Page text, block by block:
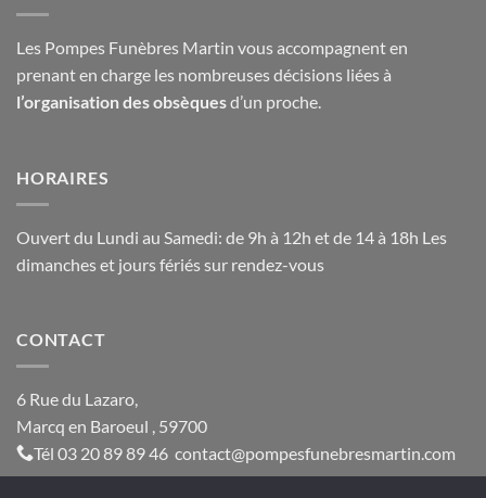
Les Pompes Funèbres Martin vous accompagnent en
prenant en charge les nombreuses décisions liées à
l’organisation des obsèquesd’un proche.
HORAIRES
Ouvert du Lundi au Samedi: de 9h à 12h et de 14 à 18h Les
dimanches et jours fériés sur rendez-vous
CONTACT
6 Rue du Lazaro,
Marcq en Baroeul , 59700
Tél 03 20 89 89 46 contact@pompesfunebresmartin.com